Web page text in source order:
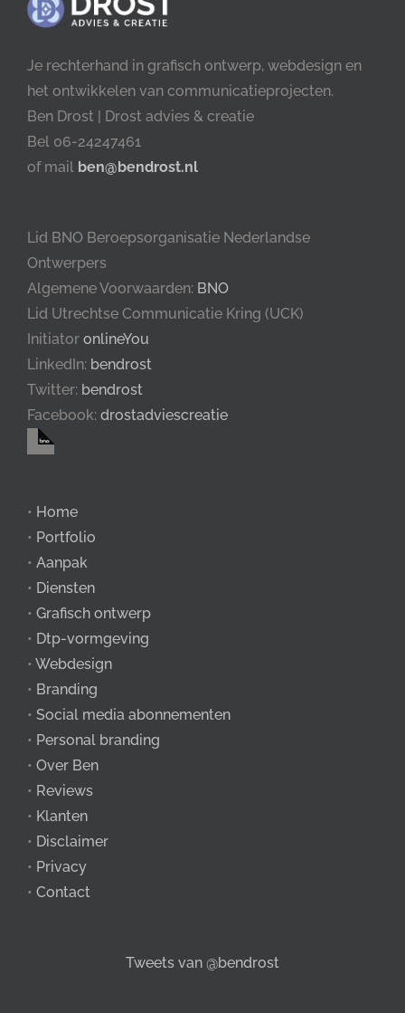
Je rechterhand in grafisch ontwerp, webdesign en
het ontwikkelen van communicatieprojecten.
Ben Drost | Drost advies & creatie
Bel 06-24247461
of mail ben@bendrost.nl
Lid BNO Beroepsorganisatie Nederlandse
Ontwerpers
Algemene Voorwaarden: BNO
Lid Utrechtse Communicatie Kring (UCK)
Initiator onlineYou
LinkedIn: bendrost
Twitter: bendrost
Facebook: drostadviescreatie
• Home
• Portfolio
• Aanpak
• Diensten
• Grafisch ontwerp
• Dtp-vormgeving
• Webdesign
• Branding
• Social media abonnementen
• Personal branding
• Over Ben
• Reviews
• Klanten
• Disclaimer
• Privacy
• Contact
Tweets van @bendrost